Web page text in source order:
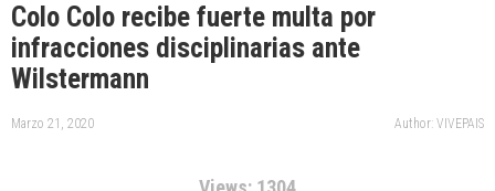
Colo Colo recibe fuerte multa por
infracciones disciplinarias ante
Wilstermann
Marzo 21, 2020 Author: VIVEPAIS